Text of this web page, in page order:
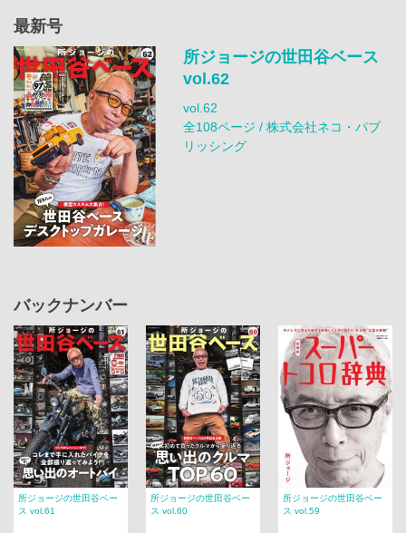
最新号
所ジョージの世田谷ベース
vol.62
vol.62
全108ページ / 株式会社ネコ・パブ
リッシング
バックナンバー
所ジョージの世田谷ベー
ス vol.61
所ジョージの世田谷ベー
ス vol.60
所ジョージの世田谷ベー
ス vol.59